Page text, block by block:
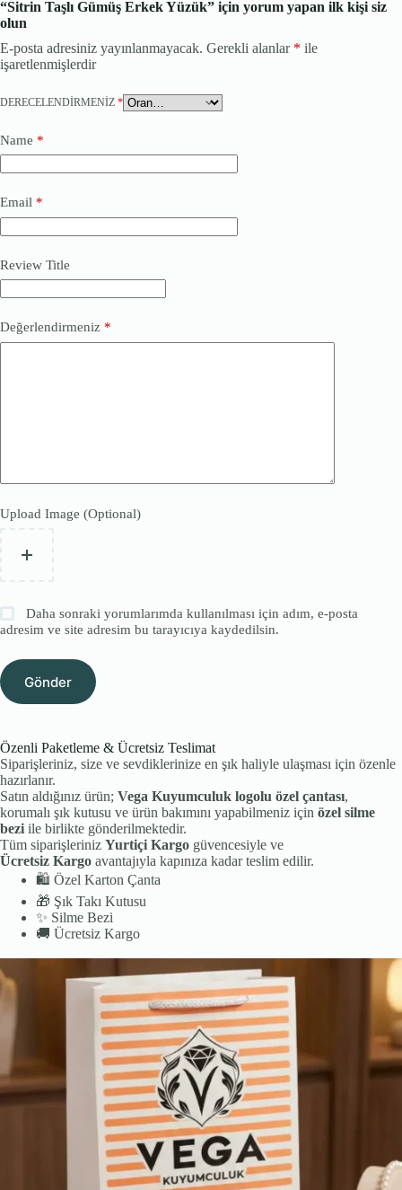
“Sitrin Taşlı Gümüş Erkek Yüzük” için yorum yapan ilk kişi siz
olun
E-posta adresiniz yayınlanmayacak. Gerekli alanlar * ile
işaretlenmişlerdir
DERECELENDIRMENIZ *
Name *
Email *
Review Title
Değerlendirmeniz *
Upload Image (Optional)
Daha sonraki yorumlarımda kullanılması için adım, e-posta
adresim ve site adresim bu tarayıcıya kaydedilsin.
Gönder
Özenli Paketleme & Ücretsiz Teslimat
Siparişleriniz, size ve sevdiklerinize en şık haliyle ulaşması için özenle
hazırlanır.
Satın aldığınız ürün; Vega Kuyumculuk logolu özel çantası,
korumalı şık kutusu ve ürün bakımını yapabilmeniz için özel silme
bezi ile birlikte gönderilmektedir.
Tüm siparişleriniz Yurtiçi Kargo güvencesiyle ve
Ücretsiz Kargo avantajıyla kapınıza kadar teslim edilir.
🛍️ Özel Karton Çanta
🎁 Şık Takı Kutusu
✨ Silme Bezi
🚚 Ücretsiz Kargo